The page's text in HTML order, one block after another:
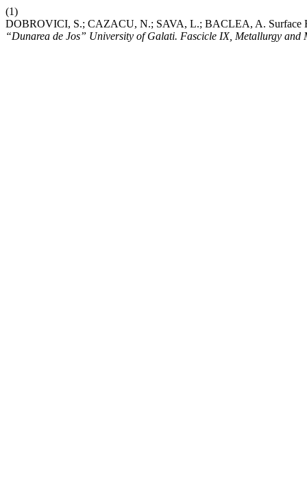
(1)
DOBROVICI, S.; CAZACU, N.; SAVA, L.; BACLEA, A. Surface
“Dunarea de Jos” University of Galati. Fascicle IX, Metallurgy and